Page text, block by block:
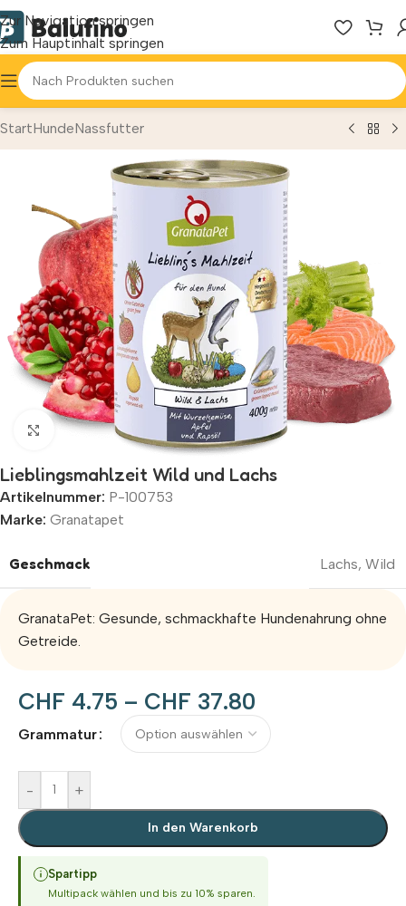
Zur Navigation springen
Zum Hauptinhalt springen
StartHundeNassfutter
Zum Vergrößern klicken
Lieblingsmahlzeit Wild und Lachs
Artikelnummer: P-100753
Marke: Granatapet
Geschmack Lachs, Wild
GranataPet: Gesunde, schmackhafte Hundenahrung ohne
Getreide.
CHF 4.75 – CHF 37.80
Grammatur
- +
In den Warenkorb
Alternative:
Spartipp
Multipack wählen und bis zu 10% sparen.